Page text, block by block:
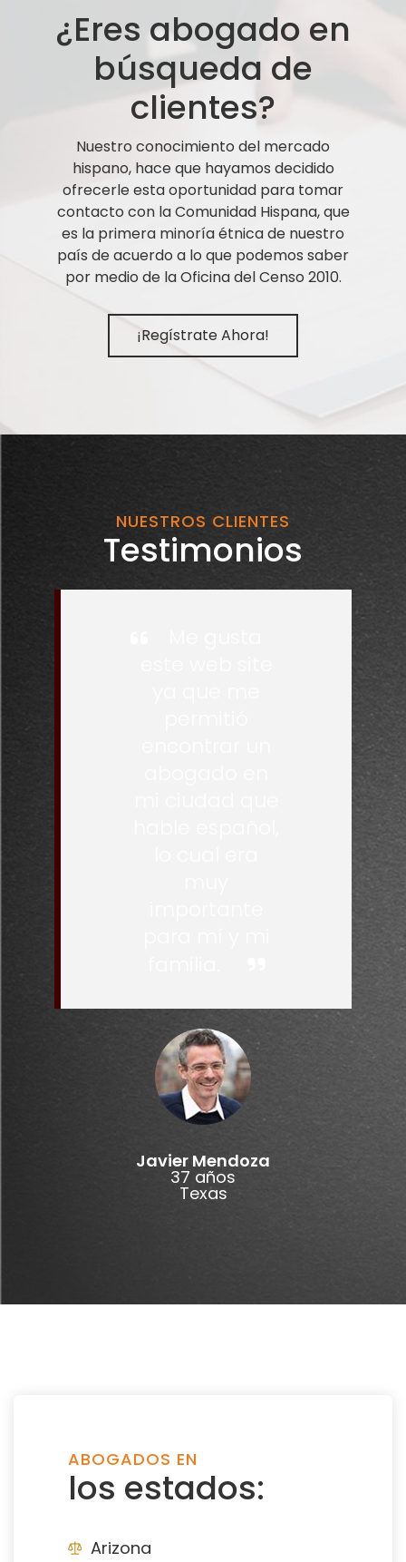
¿Eres abogado en
búsqueda de
clientes?
Nuestro conocimiento del mercado
hispano, hace que hayamos decidido
ofrecerle esta oportunidad para tomar
contacto con la Comunidad Hispana, que
es la primera minoría étnica de nuestro
país de acuerdo a lo que podemos saber
por medio de la Oficina del Censo 2010.
¡Regístrate Ahora!
NUESTROS CLIENTES
Testimonios
Javier Mendoza
37 años
Texas
ABOGADOS EN
los estados:
Arizona